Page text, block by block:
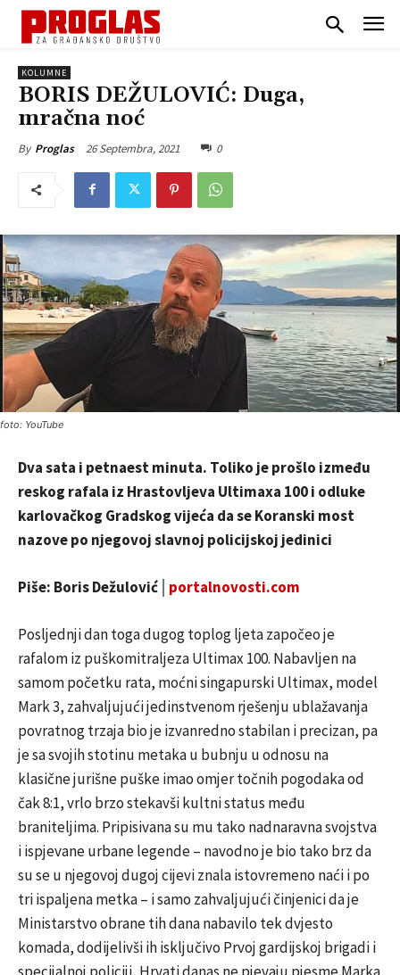
KOLUMNE
BORIS DEŽULOVIĆ: Duga,
mračna noć
By Proglas 26 Septembra, 2021 0
foto: YouTube
Dva sata i petnaest minuta. Toliko je prošlo između
reskog rafala iz Hrastovljeva Ultimaxa 100 i odluke
karlovačkog Gradskog vijeća da se Koranski most
nazove po njegovoj slavnoj policijskoj jedinici
Piše: Boris Dežulović│ portalnovosti.com
Posljednji dan toga dugog toplog ljeta započeo je
rafalom iz puškomitraljeza Ultimax 100. Nabavljen na
samom početku rata, moćni singapurski Ultimax, model
Mark 3, zahvaljujući jedinstvenom rješenju ublažavanja
povratnog trzaja bio je izvanredno stabilan i precizan, pa
je sa svojih stotinu metaka u bubnju u odnosu na
klasične jurišne puške imao omjer točnih pogodaka od
čak 8:1, vrlo brzo stekavši kultni status među
braniteljima. Pripisivana su mu tako nadnaravna svojstva
i ispjevane urbane legende – navodno je bio tako brz da
su se u njegovoj dugoj cijevi znala istovremeno naći i po
tri ispaljena metka – i samo zahvaljujući činjenici da je
Ministarstvo obrane tih dana nabavilo tek dvjesto
komada, dodijelivši ih isključivo Prvoj gardijskoj brigadi i